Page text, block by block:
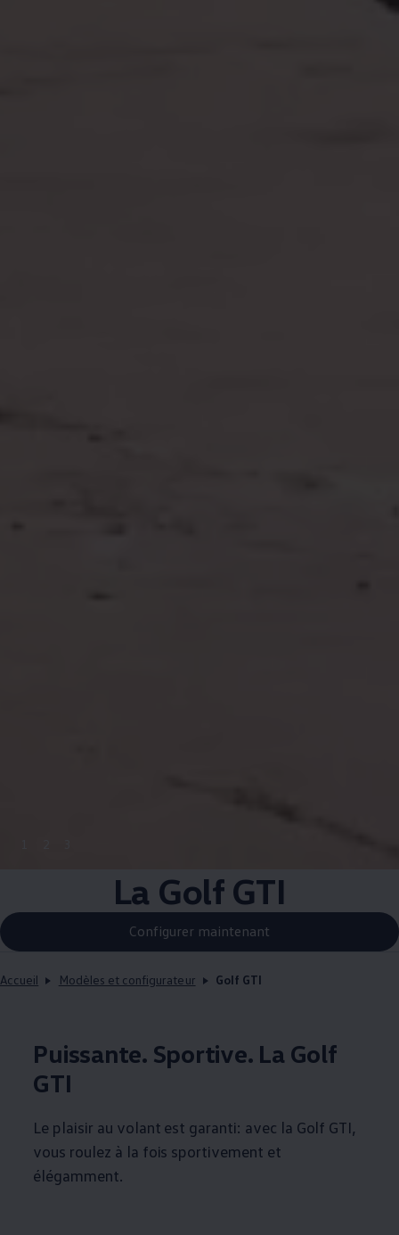
La Golf GTI
Configurer maintenant
Accueil Modèles et configurateur Golf GTI
Puissante. Sportive. La Golf
GTI
Le plaisir au volant est garanti: avec la Golf GTI,
vous roulez à la fois sportivement et
élégamment.